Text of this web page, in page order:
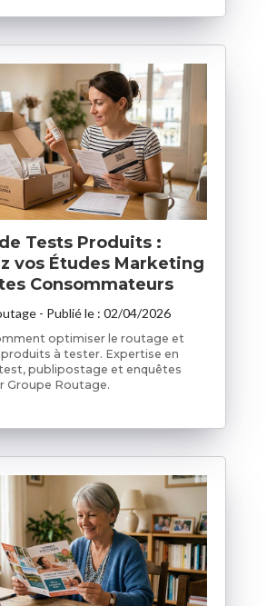
Tests Produits :
vos Études Marketing
Consommateurs
- Publié le : 02/04/2026
optimiser le routage et
produits à tester. Expertise en
publipostage et enquêtes
Groupe Routage.